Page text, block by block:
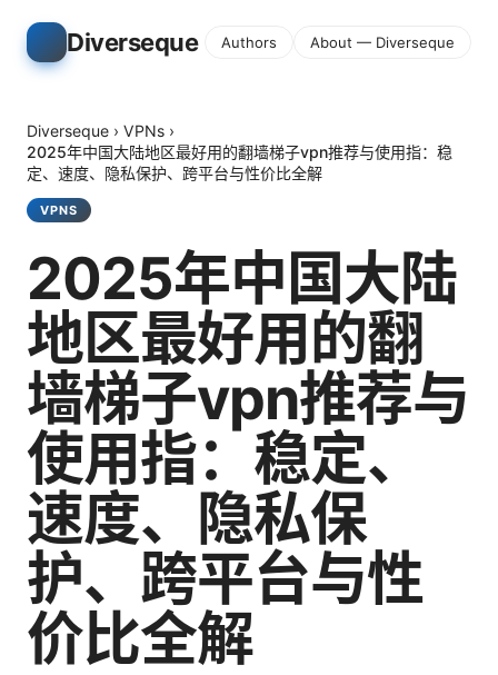
Diverseque Authors About — Diverseque
Diverseque › VPNs ›
2025年中国大陆地区最好用的翻墙梯子vpn推荐与使用指：稳
定、速度、隐私保护、跨平台与性价比全解
VPNS
2025年中国大陆
地区最好用的翻
墙梯子vpn推荐与
使用指：稳定、
速度、隐私保
护、跨平台与性
价比全解